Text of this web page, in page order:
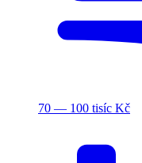
70 — 100 tisíc Kč